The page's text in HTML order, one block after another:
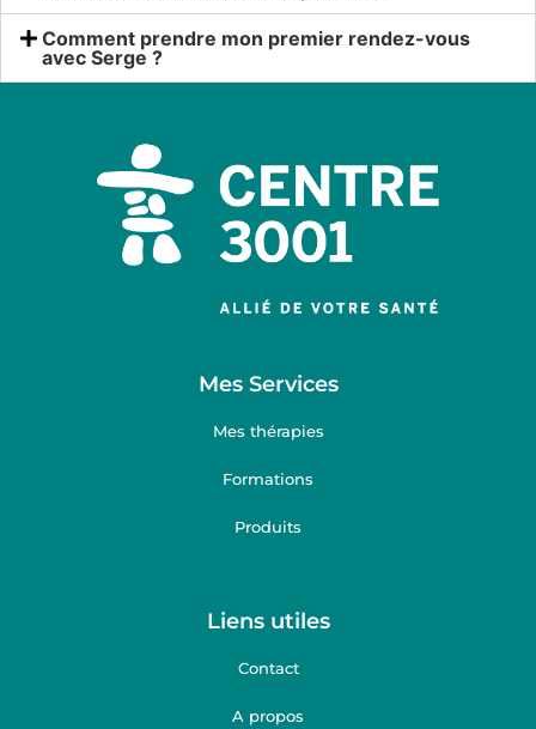
Comment prendre mon premier rendez-vous
avec Serge ?
Mes Services
Mes thérapies
Formations
Produits
Liens utiles
Contact
A propos